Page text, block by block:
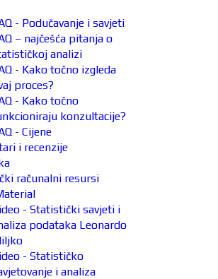
- Podučavanje i savjeti
– najčešća pitanja o
analizi
- Kako točno izgleda
proces?
- Kako točno
konzultacije?
- Cijene
i recenzije
računalni resursi
- Statistički savjeti i
podataka Leonardo
- Statističko
i analiza